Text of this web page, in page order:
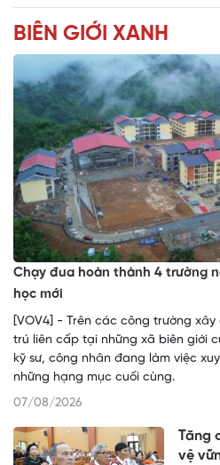
BIÊN GIỚI XANH
Chạy đua hoàn thành 4 trường
học mới
[VOV4] - Trên các công trường
trú liên cấp tại những xã biên giới
kỹ sư, công nhân đang làm việc
những hạng mục cuối cùng.
07/08/2026
Tăng
vệ